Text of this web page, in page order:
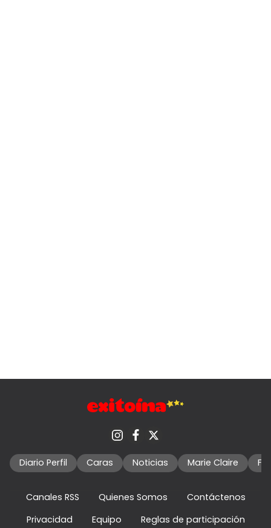
Diario Perfil Caras Noticias Marie Claire
Canales RSS Quienes Somos
Contáctenos
Privacidad
Equipo Reglas de participación